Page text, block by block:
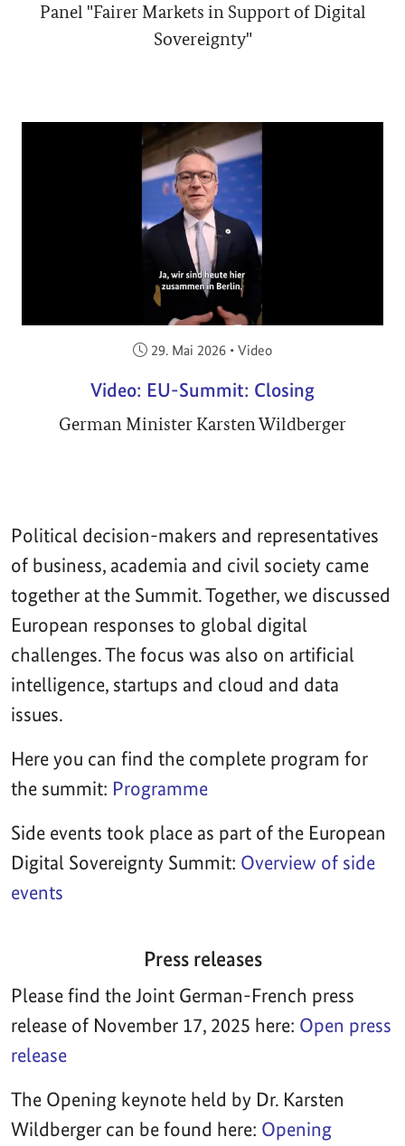
Panel "Fairer Markets in Support of Digital
Sovereignty"
Veröffentlicht am:
29. Mai 2026 • Video
Video: EU-Summit: Closing
German Minister Karsten Wildberger
Political decision-makers and representatives
of business, academia and civil society came
together at the Summit. Together, we discussed
European responses to global digital
challenges. The focus was also on artificial
intelligence, startups and cloud and data
issues.
Here you can find the complete program for
the summit: Programme
Side events took place as part of the European
Digital Sovereignty Summit: Overview of side
events
Press releases
Please find the Joint German-French press
release of November 17, 2025 here: Open press
release
The Opening keynote held by Dr. Karsten
Wildberger can be found here: Opening